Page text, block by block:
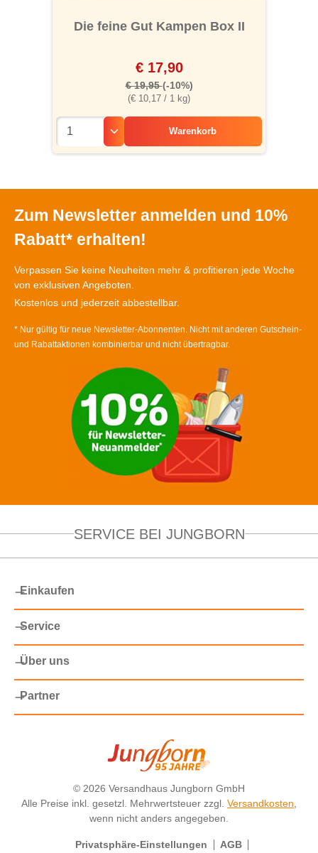
Die feine Gut Kampen Box II
(€ 10,17 / 1 kg)
€ 17,90
€ 19,95(-10%)
Warenkorb
Zum Newsletter anmelden und 10%
Rabatt* erhalten!
Verpassen Sie keine Neuheiten mehr & profitieren jede Woche
von exklusiven Angeboten.
Kostenlos und jederzeit abbestellbar.
* Nur gültig für neue Newsletter-Abonnenten. Nicht mit anderen Gutschein-
und Rabattaktionen kombinierbar und nicht übertragbar.
SERVICE BEI JUNGBORN
Einkaufen
Service
Über uns
Partner
© 2026 Versandhaus Jungborn GmbH
Alle Preise inkl. gesetzl. Mehrwertsteuer zzgl. Versandkosten,
wenn nicht anders angegeben.
Privatsphäre-Einstellungen AGB